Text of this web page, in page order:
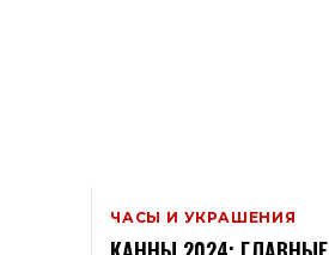
ЧАСЫ И УКРАШЕНИЯ